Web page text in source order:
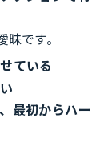
です。
ている
最初からハー